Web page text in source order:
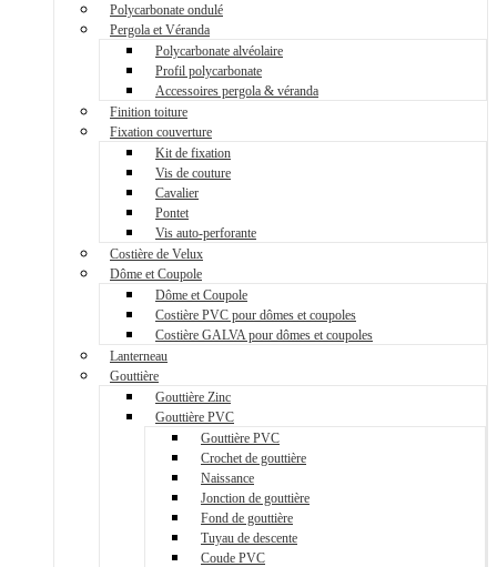
Polycarbonate ondulé
Pergola et Véranda
Polycarbonate alvéolaire
Profil polycarbonate
Accessoires pergola & véranda
Finition toiture
Fixation couverture
Kit de fixation
Vis de couture
Cavalier
Pontet
Vis auto-perforante
Costière de Velux
Dôme et Coupole
Dôme et Coupole
Costière PVC pour dômes et coupoles
Costière GALVA pour dômes et coupoles
Lanterneau
Gouttière
Gouttière Zinc
Gouttière PVC
Gouttière PVC
Crochet de gouttière
Naissance
Jonction de gouttière
Fond de gouttière
Tuyau de descente
Coude PVC